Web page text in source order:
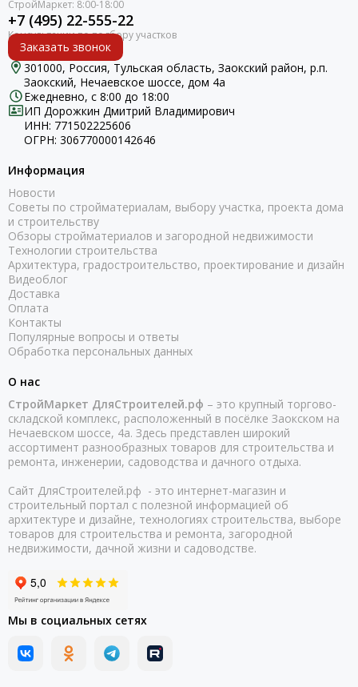
+7 (495) 22-555-22
Заказать звонок
301000, Россия, Тульская область, Заокский район, р.п.
Заокский, Нечаевское шоссе, дом 4а
Ежедневно, с 8:00 до 18:00
ИП Дорожкин Дмитрий Владимирович
ИНН: 771502225606
ОГРН: 306770000142646
Информация
Новости
Советы по стройматериалам, выбору участка, проекта дома
и строительству
Обзоры стройматериалов и загородной недвижимости
Технологии строительства
Архитектура, градостроительство, проектирование и дизайн
Видеоблог
Доставка
Оплата
Контакты
Популярные вопросы и ответы
Обработка персональных данных
О нас
СтройМаркет ДляСтроителей.рф – это крупный торгово-
складской комплекс, расположенный в посёлке Заокском на
Нечаевском шоссе, 4а. Здесь представлен широкий
ассортимент разнообразных товаров для строительства и
ремонта, инженерии, садоводства и дачного отдыха.
Сайт ДляСтроителей.рф - это интернет-магазин и
строительный портал с полезной информацией об
архитектуре и дизайне, технологиях строительства, выборе
товаров для строительства и ремонта, загородной
недвижимости, дачной жизни и садоводстве.
Мы в социальных сетях